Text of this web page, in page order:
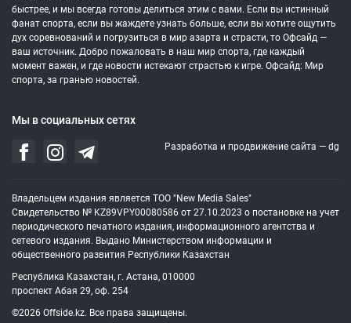
быстрее, и мы всегда готовы делиться этим с вами. Если вы истинный
фанат спорта, если вы жаждете узнать больше, если вы хотите ощутить
дух соревнований и погрузиться в мир азарта и страсти, то Офсайд —
ваш источник. Добро пожаловать в наш мир спорта, где каждый
момент важен, и где новости истекают страстью к игре. Офсайд: Мир
спорта, за гранью новостей.
Мы в социальных сетях
Разработка и продвижение сайта — dg
Владельцем издания является ТОО "New Media Sales"
Свидетельство № KZ89VPY00080586 от 27.10.2023 о постановке на учет
периодического печатного издания, информационного агентства и
сетевого издания. Выдано Министерством информации и
общественного развития Республики Казахстан
Республика Казахстан, г. Астана, 010000
проспект Абая 29, оф. 254
©2026 Offside.kz. Все права защищены.